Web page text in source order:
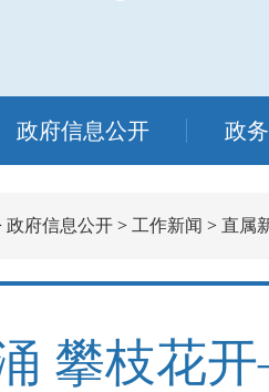
政府信息公开 政
政府信息公开 > 工作新闻 > 直属
攀枝花